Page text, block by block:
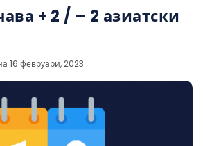
+ 2 / – 2 азиатски
16 февруари, 2023